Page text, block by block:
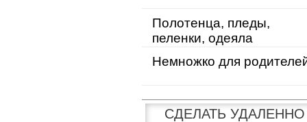
Полотенца, пледы,
пеленки, одеяла
Немножко для
СДЕЛАТЬ УДАЛЕННО